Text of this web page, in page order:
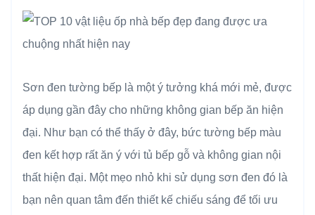
Sơn đen tường bếp là một ý tưởng khá mới mẻ, được
áp dụng gần đây cho những không gian bếp ăn hiện
đại. Như bạn có thể thấy ở đây, bức tường bếp màu
đen kết hợp rất ăn ý với tủ bếp gỗ và không gian nội
thất hiện đại. Một mẹo nhỏ khi sử dụng sơn đen đó là
bạn nên quan tâm đến thiết kế chiếu sáng để tối ưu